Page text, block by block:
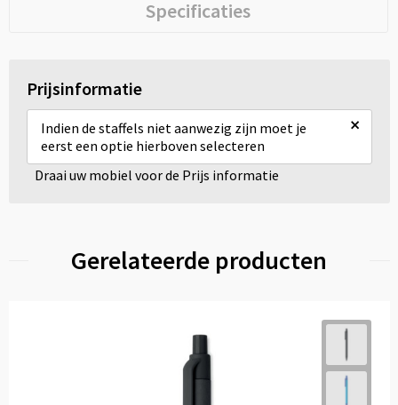
Specificaties
Prijsinformatie
Indien de staffels niet aanwezig zijn moet je
eerst een optie hierboven selecteren
×
Draai uw mobiel voor de Prijs informatie
Gerelateerde producten